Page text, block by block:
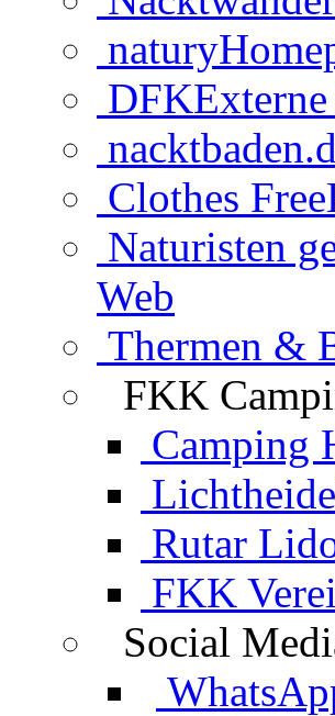
natury
DFK
Clothes Free
Naturisten
Web
Thermen &
FKK
Camping
Rutar
FKK
Social